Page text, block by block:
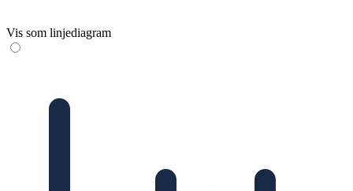
Vis som linjediagram